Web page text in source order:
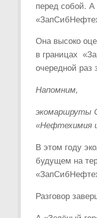
перед собой. А
Она высоко
в границах
очередной раз
Напомним,
экомаршруты
«Нефтехимия
В этом году
будущем на
Разговор